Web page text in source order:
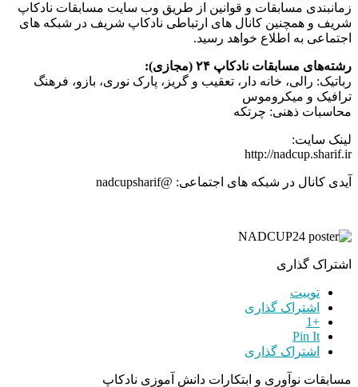
زمانبندی مسابقات و قوانین از طریق وب سایت مسابقات نادکاپ
شریف و همچنین کانال های ارتباطی نادکاپ شریف در شبکه های
اجتماعی به اطلاع خواهد رسید.
رشته‌های مسابقات نادکاپ ۲۴ (مجازی):
رباتیک: رالی، خانه دار، تعقیب و گریز، پارک نوری، بازو، فرهنگ
ترافیک و میکروموس
محاسبات ذهنی: چرتکه
لینک سایت:
http://nadcup.sharif.ir
آیدی کانال در شبکه های اجتماعی: @nadcupsharif
اشتراک گذاری
توییت
اشتراک گذاری
+1
Pin It
اشتراک گذاری
مسابقات نوآوری و ابتکارات دانش آموزی نادکاپ